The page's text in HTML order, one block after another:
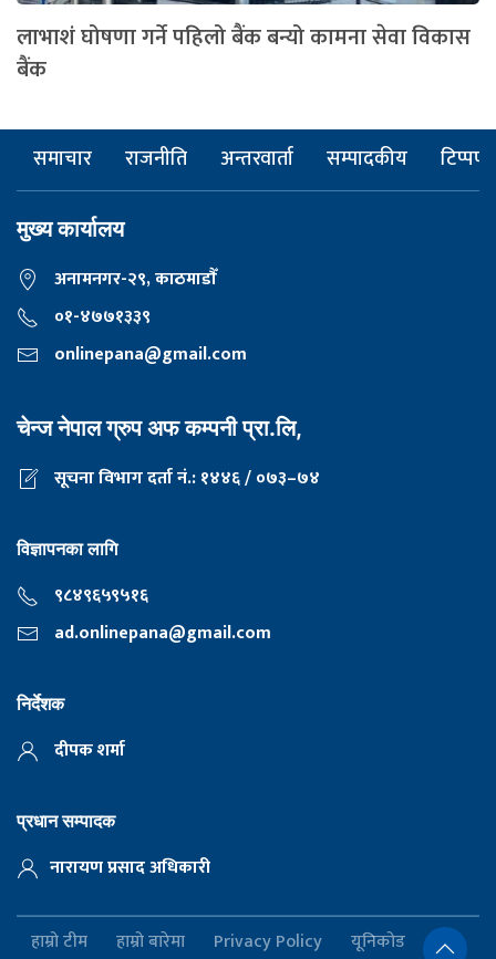
लाभाशं घोषणा गर्ने पहिलो बैंक बन्यो कामना सेवा विकास
बैंक
समाचार राजनीति अन्तरवार्ता सम्पादकीय टिप्पणी
मुख्य कार्यालय
अनामनगर-२९, काठमाडाैँ
०१-४७७१३३९
onlinepana@gmail.com
चेन्ज नेपाल ग्रुप अफ कम्पनी प्रा.लि,
सूचना विभाग दर्ता नं.: १४४६ / ०७३–७४
विज्ञापनका लागि
९८४९६५९५१६
ad.onlinepana@gmail.com
निर्देशक
दीपक शर्मा
प्रधान सम्पादक
नारायण प्रसाद अधिकारी
हाम्रो टीम हाम्रो बारेमा Privacy Policy यूनिकोड